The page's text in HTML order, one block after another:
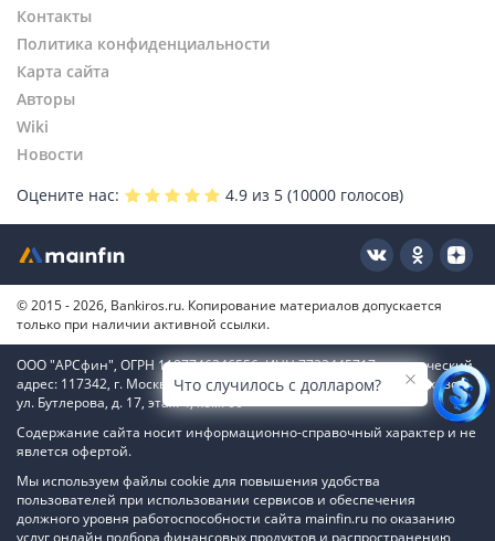
Контакты
Политика конфиденциальности
Карта сайта
Авторы
Wiki
Новости
Оцените нас:
4.9 из 5 (10000 голосов)
© 2015 - 2026, Bankiros.ru. Копирование материалов допускается
только при наличии активной ссылки.
ООО "АРСфин", ОГРН 1187746346556, ИНН 7722445717, юридический
адрес: 117342, г. Москва, вн. тер. г. муниципальный округ Коньково,
ул. Бутлерова, д. 17, этаж 4, ком. 66
Содержание сайта носит информационно-справочный характер и не
явлется офертой.
Мы используем файлы cookie для повышения удобства
пользователей при использовании сервисов и обеспечения
должного уровня работоспособности сайта mainfin.ru по оказанию
услуг онлайн подбора финансовых продуктов и распространению
Что случилось с долларом?